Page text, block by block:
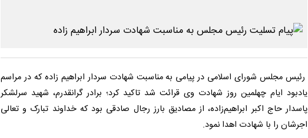
رئیس مجلس شورای اسلامی در پیامی به مناسبت شهادت سردار ابراهیم زاده که در مراسم
یادبود ایام چهلمین روز شهادت وی قرائت شد تاکید کرد؛ برادر گرانقدرم، شهید سرلشکر
پاسدار حاج اکبر ابراهیم‌زاده، از مصادیق بارز رجال صادقی بود که خداوند تبارک و تعالی
اجرشان را با شهادت اهدا نمود.